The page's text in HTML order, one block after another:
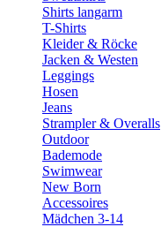
Shirts langarm
T-Shirts
Kleider & Röcke
Jacken & Westen
Leggings
Hosen
Jeans
Strampler & Overalls
Outdoor
Bademode
Swimwear
New Born
Accessoires
Mädchen 3-14